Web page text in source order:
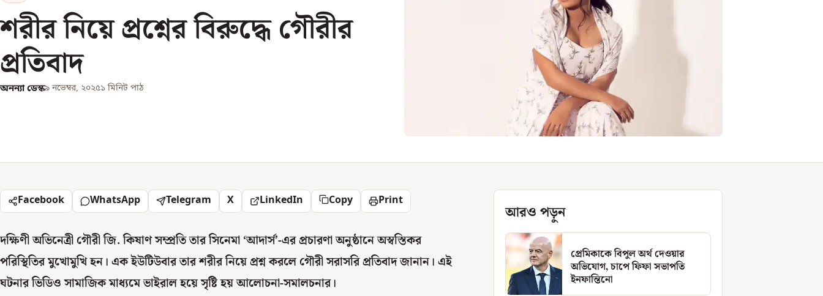
শরীর নিয়ে প্রশ্নের বিরুদ্ধে গৌরীর
প্রতিবাদ
অনন্যা ডেস্ক৯ নভেম্বর, ২০২৫১ মিনিট পাঠ
Facebook WhatsApp Telegram X LinkedIn Copy Print
দক্ষিণী অভিনেত্রী গৌরী জি. কিষাণ সম্প্রতি তার সিনেমা ‘আদার্স’-এর প্রচারণা অনুষ্ঠানে অস্বস্তিকর
পরিস্থিতির মুখোমুখি হন। এক ইউটিউবার তার শরীর নিয়ে প্রশ্ন করলে গৌরী সরাসরি প্রতিবাদ জানান। এই
ঘটনার ভিডিও সামাজিক মাধ্যমে ভাইরাল হয়ে সৃষ্টি হয় আলোচনা-সমালচনার।
আরও পড়ুন
প্রেমিকাকে বিপুল অর্থ দেওয়ার
অভিযোগ, চাপে ফিফা সভাপতি
ইনফান্তিনো